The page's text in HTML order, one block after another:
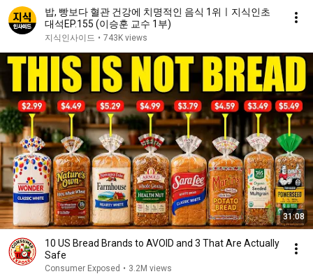
밥, 빵보다 혈관 건강에 치명적인 음식 1위ㅣ지식인초
대석EP.155 (이승훈 교수 1부)
지식인사이드 • 743K views
31:08
10 US Bread Brands to AVOID and 3 That Are Actually
Safe
Consumer Exposed • 3.2M views